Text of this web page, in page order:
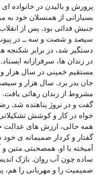
پرورش و بالیدن در خانواده ای
بسیارانی از همنسلان خود به
جنبش فدائی بود. پس از
دستگیر شد، در برابر شکنجه
در زندان ها، سرفرازانه
مستقیم خمینی در سال
جان بدر برد. سال هزار و
مشروط از زندان رهائی یافت.
گفت و در نروژ پناهنده شد.
خواه در کار و کوشش
همه حالی، ارزش های عدالت
گفتار و کردار صمیمانه ی خود
آمیخته با او. همصحبتی متین
ساده چون آب روان. نازک
صمیمیت را و مهربانی را هم،